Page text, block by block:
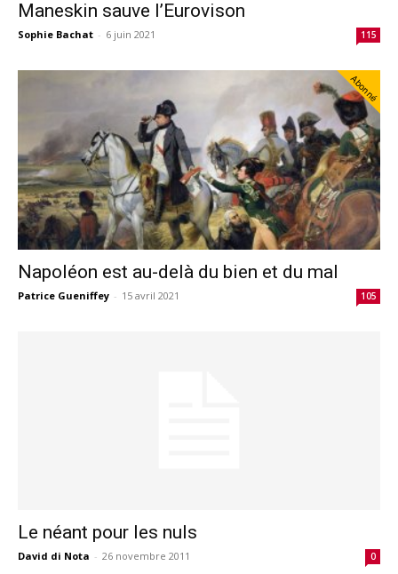
Maneskin sauve l’Eurovison
Sophie Bachat - 6 juin 2021 115
Abonné
Napoléon est au-delà du bien et du mal
Patrice Gueniffey - 15 avril 2021 105
Le néant pour les nuls
David di Nota - 26 novembre 2011 0